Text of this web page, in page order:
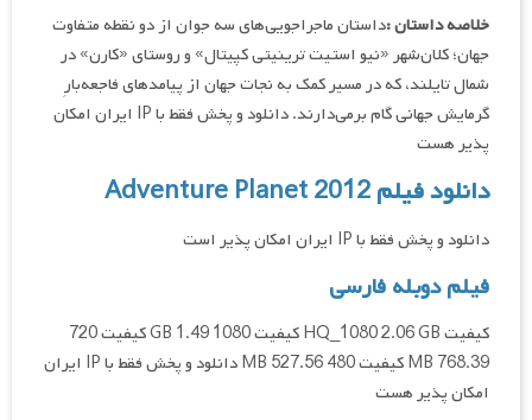
خلاصه داستان :داستان ماجراجویی‌های سه جوان از دو نقطه متفاوت
جهان؛ کلان‌شهر «نیو استیت ترینیتی کپیتال» و روستای «کارن» در
شمال تایلند، که در مسیر کمک به نجات جهان از پیامدهای فاجعه‌بارِ
گرمایش جهانی گام برمی‌دارند. دانلود و پخش فقط با IP ایران امکان
پذیر هست
دانلود فیلم Adventure Planet 2012
دانلود و پخش فقط با IP ایران امکان پذیر است
فیلم دوبله فارسی
کیفیت HQ_1080 2.06 GB کیفیت 1080 1.49 GB کیفیت 720
768.39 MB کیفیت 480 527.56 MB دانلود و پخش فقط با IP ایران
امکان پذیر هست